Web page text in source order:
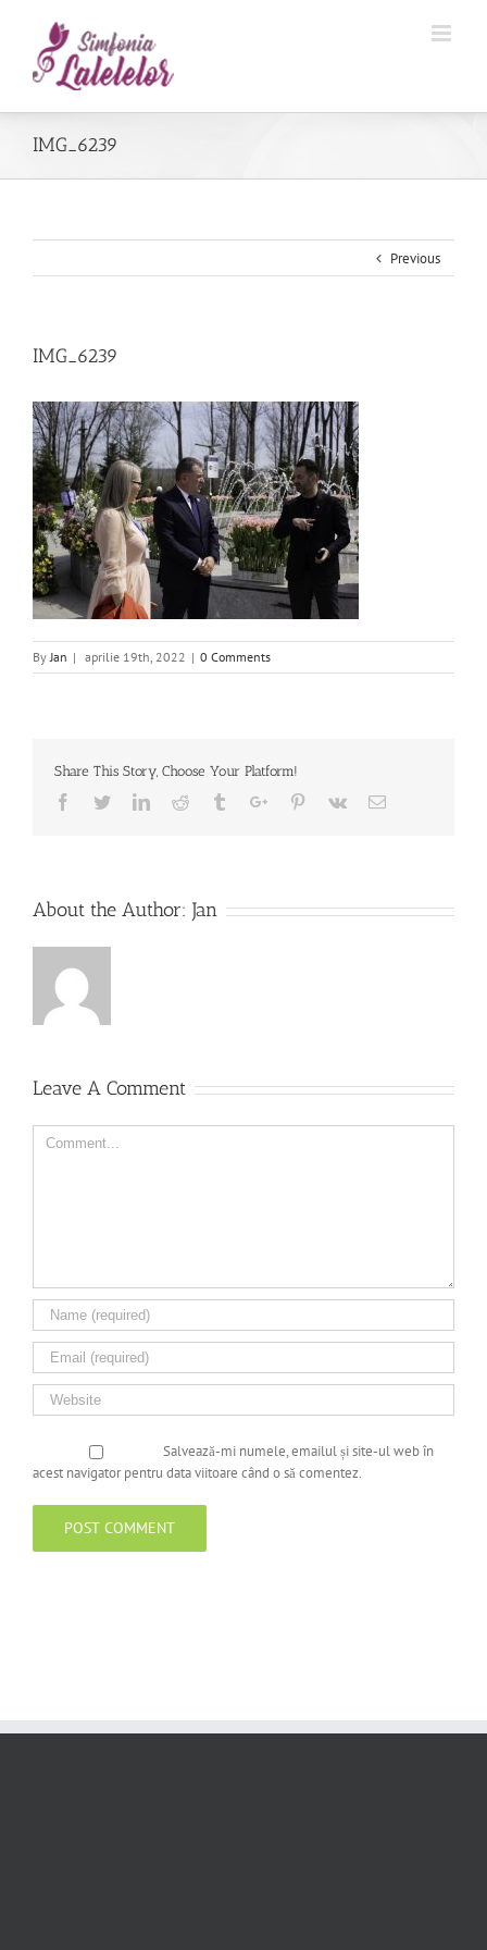
IMG_6239
Previous
IMG_6239
ByJan | aprilie 19th, 2022 | 0 Comments
Share This Story, Choose Your Platform!
Facebook
TwitterLinkedinReddit TumblrGoogle+Pinterest
Vk Email
About the Author: Jan
Leave A Comment
Comment
Salvează-mi numele, emailul și site-ul web în
acest navigator pentru data viitoare când o să comentez.